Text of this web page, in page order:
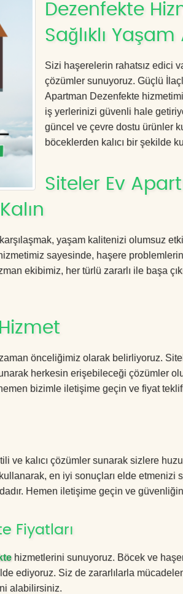
Dezenfekte
Sağlıklı Yaşam
Sizi haşerelerin rahatsız edici
çözümler sunuyoruz. Güçlü
Apartman Dezenfekte
iş yerlerinizi güvenli hale
güncel ve çevre dostu ürünler
böceklerden kalıcı bir şekilde
Siteler Ev
yaşam kalitenizi olumsuz
sayesinde, haşere
ekibimiz, her türlü zararlı ile başa
önceliğimiz olarak belirliyoruz.
herkesin erişebileceği çözümler
bizimle iletişime geçin ve fiyat
ve kalıcı çözümler sunarak sizlere
en iyi sonuçları elde etmenizi
Hemen iletişime geçin ve
Fiyatları
hizmetlerini sunuyoruz. Böcek ve
ediyoruz. Siz de zararlılarla
alabilirsiniz.